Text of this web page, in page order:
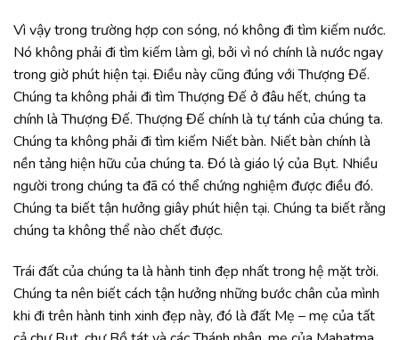
Vì vậy trong trường hợp con sóng, nó không đi tìm kiếm nước.
Nó không phải đi tìm kiếm làm gì, bởi vì nó chính là nước ngay
trong giờ phút hiện tại. Điều này cũng đúng với Thượng Đế.
Chúng ta không phải đi tìm Thượng Đế ở đâu hết, chúng ta
chính là Thượng Đế. Thượng Đế chính là tự tánh của chúng ta.
Chúng ta không phải đi tìm kiếm Niết bàn. Niết bàn chính là
nền tảng hiện hữu của chúng ta. Đó là giáo lý của Bụt. Nhiều
người trong chúng ta đã có thể chứng nghiệm được điều đó.
Chúng ta biết tận hưởng giây phút hiện tại. Chúng ta biết rằng
chúng ta không thể nào chết được.
Trái đất của chúng ta là hành tinh đẹp nhất trong hệ mặt trời.
Chúng ta nên biết cách tận hưởng những bước chân của mình
khi đi trên hành tinh xinh đẹp này, đó là đất Mẹ – mẹ của tất